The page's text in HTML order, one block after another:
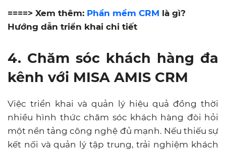
====> Xem thêm: Phần mềm CRM là gì?
Hướng dẫn triển khai chi tiết
4. Chăm sóc khách hàng đa
kênh với MISA AMIS CRM
Việc triển khai và quản lý hiệu quả đồng thời
nhiều hình thức chăm sóc khách hàng đòi hỏi
một nền tảng công nghệ đủ mạnh. Nếu thiếu sự
kết nối và quản lý tập trung, trải nghiệm khách